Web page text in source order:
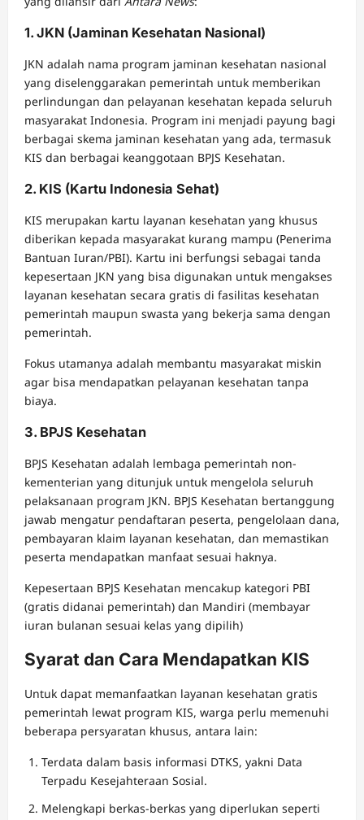
1. JKN (Jaminan Kesehatan Nasional)
JKN adalah nama program jaminan kesehatan nasional
yang diselenggarakan pemerintah untuk memberikan
perlindungan dan pelayanan kesehatan kepada seluruh
masyarakat Indonesia. Program ini menjadi payung bagi
berbagai skema jaminan kesehatan yang ada, termasuk
KIS dan berbagai keanggotaan BPJS Kesehatan.
2. KIS (Kartu Indonesia Sehat)
KIS merupakan kartu layanan kesehatan yang khusus
diberikan kepada masyarakat kurang mampu (Penerima
Bantuan Iuran/PBI). Kartu ini berfungsi sebagai tanda
kepesertaan JKN yang bisa digunakan untuk mengakses
layanan kesehatan secara gratis di fasilitas kesehatan
pemerintah maupun swasta yang bekerja sama dengan
pemerintah.
Fokus utamanya adalah membantu masyarakat miskin
agar bisa mendapatkan pelayanan kesehatan tanpa
biaya.
3. BPJS Kesehatan
BPJS Kesehatan adalah lembaga pemerintah non-
kementerian yang ditunjuk untuk mengelola seluruh
pelaksanaan program JKN. BPJS Kesehatan bertanggung
jawab mengatur pendaftaran peserta, pengelolaan dana,
pembayaran klaim layanan kesehatan, dan memastikan
peserta mendapatkan manfaat sesuai haknya.
Kepesertaan BPJS Kesehatan mencakup kategori PBI
(gratis didanai pemerintah) dan Mandiri (membayar
iuran bulanan sesuai kelas yang dipilih)
Syarat dan Cara Mendapatkan KIS
Untuk dapat memanfaatkan layanan kesehatan gratis
pemerintah lewat program KIS, warga perlu memenuhi
beberapa persyaratan khusus, antara lain:
Terdata dalam basis informasi DTKS, yakni Data
Terpadu Kesejahteraan Sosial.
Melengkapi berkas-berkas yang diperlukan seperti